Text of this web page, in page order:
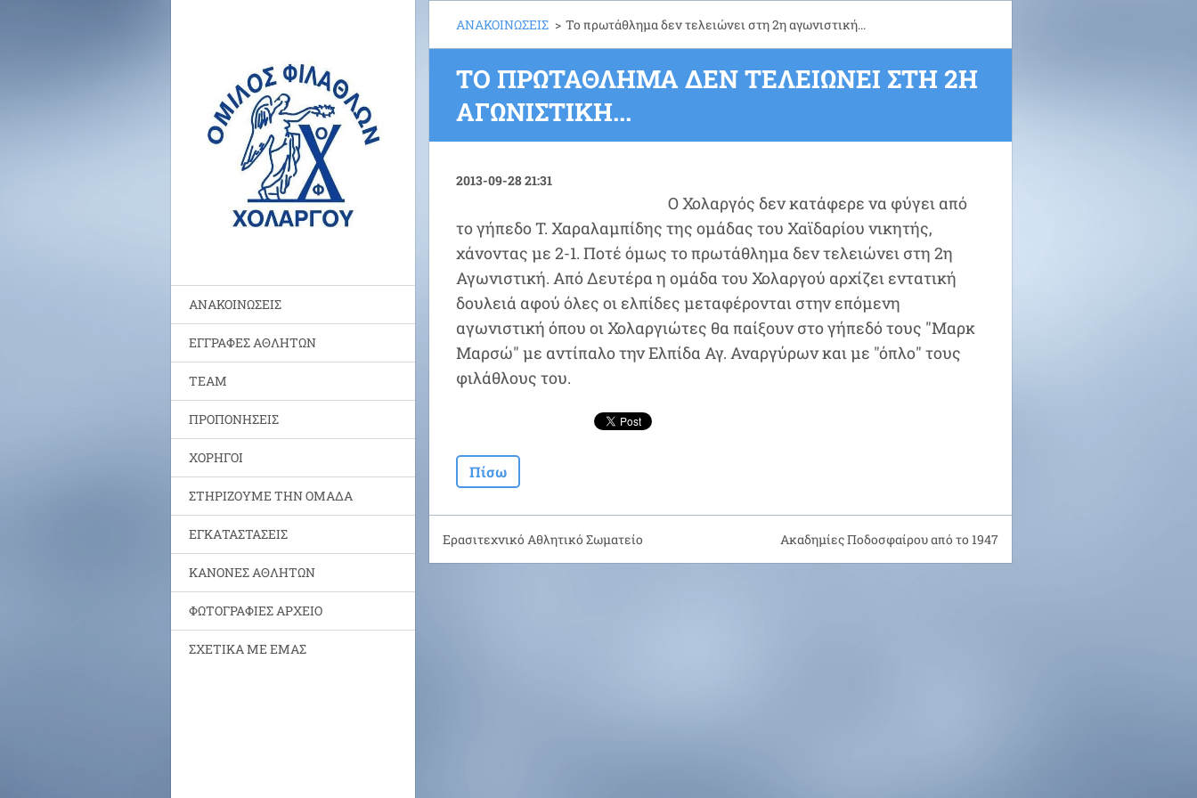
ΑΝΑΚΟΙΝΩΣΕΙΣ
ΕΓΓΡΑΦΕΣ ΑΘΛΗΤΩΝ
TEAM
ΠΡΟΠΟΝΗΣΕΙΣ
ΧΟΡΗΓΟΙ
ΣΤΗΡΙΖΟΥΜΕ ΤΗΝ ΟΜΑΔΑ
ΕΓΚΑΤΑΣΤΑΣΕΙΣ
ΚΑΝΟΝΕΣ ΑΘΛΗΤΩΝ
ΦΩΤΟΓΡΑΦΙΕΣ ΑΡΧΕΙΟ
ΣΧΕΤΙΚΑ ΜΕ ΕΜΑΣ
ΑΝΑΚΟΙΝΩΣΕΙΣ > Το πρωτάθλημα δεν τελειώνει στη 2η αγωνιστική...
ΤΟ ΠΡΩΤΆΘΛΗΜΑ ΔΕΝ ΤΕΛΕΙΏΝΕΙ ΣΤΗ 2Η
ΑΓΩΝΙΣΤΙΚΉ...
2013-09-28 21:31
Ο Χολαργός δεν κατάφερε να φύγει από
το γήπεδο Τ. Χαραλαμπίδης της ομάδας του Χαϊδαρίου νικητής,
χάνοντας με 2-1. Ποτέ όμως το πρωτάθλημα δεν τελειώνει στη 2η
Αγωνιστική. Από Δευτέρα η ομάδα του Χολαργού αρχίζει εντατική
δουλειά αφού όλες οι ελπίδες μεταφέρονται στην επόμενη
αγωνιστική όπου οι Χολαργιώτες θα παίξουν στο γήπεδό τους "Μαρκ
Μαρσώ" με αντίπαλο την Ελπίδα Αγ. Αναργύρων και με "όπλο" τους
φιλάθλους του.
Πίσω
Ερασιτεχνικό Αθλητικό Σωματείο Ακαδημίες Ποδοσφαίρου από το 1947